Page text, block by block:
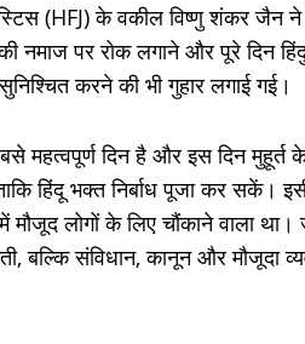
(HFJ) के वकील विष्णु शंकर जैन ने
नमाज पर रोक लगाने और पूरे दिन
करने की भी गुहार लगाई गई।
महत्वपूर्ण दिन है और इस दिन मुहूर्त
हिंदू भक्त निर्बाध पूजा कर सकें।
मौजूद लोगों के लिए चौंकाने वाला
बल्कि संविधान, कानून और